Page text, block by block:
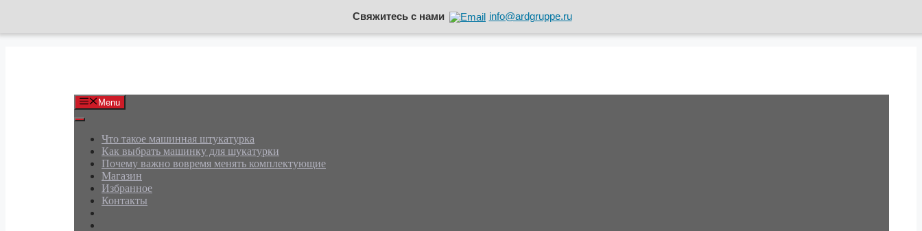
Свяжитесь с нами info@ardgruppe.ru
Menu
Что такое машинная штукатурка
Как выбрать машинку для шукатурки
Почему важно вовремя менять комплектующие
Магазин
Избранное
Контакты